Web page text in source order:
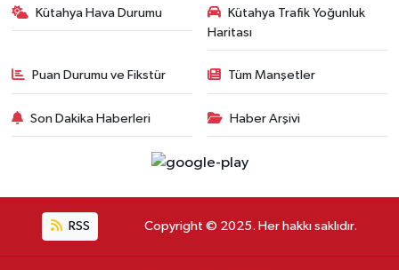
Kütahya Hava Durumu
Kütahya Trafik Yoğunluk
Haritası
Puan Durumu ve Fikstür Tüm Manşetler
Son Dakika Haberleri Haber Arşivi
RSS Copyright © 2025. Her hakkı saklıdır.